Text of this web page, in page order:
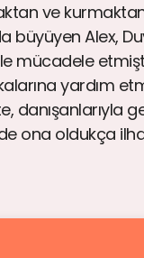
ve
büyüyen Alex,
mücadele
yardım
danışanlarıyla
ona oldukça